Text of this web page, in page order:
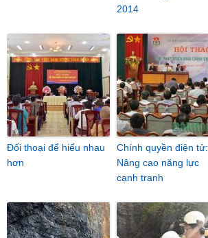
2014
Đối thoại để hiểu nhau
hơn
Chính quyền điện tử:
Nâng cao năng lực
cạnh tranh